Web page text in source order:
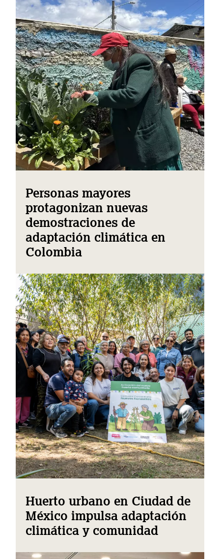
Personas mayores
protagonizan nuevas
demostraciones de
adaptación climática en
Colombia
Huerto urbano en Ciudad de
México impulsa adaptación
climática y comunidad